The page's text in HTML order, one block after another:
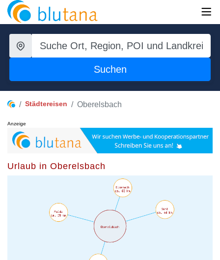
Suchen
Städtereisen Oberelsbach
Anzeige
Urlaub in Oberelsbach